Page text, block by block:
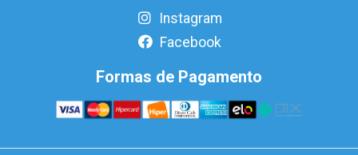
Instagram
Facebook
Formas de Pagamento